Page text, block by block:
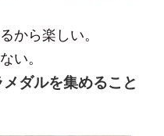
から楽しい。
い。
ダルを集めること